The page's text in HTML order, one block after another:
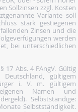
Sollzinsen zzgl. Kosten
Variante soll
stark gestiegenen
Zinsen und die
werden
bei unterschiedlichen
17 Abs. 4 PAngV. Gültig
gültigem
i. V. m. gültigem
Namen und
Selbstständige:
Selbstständigkeit.